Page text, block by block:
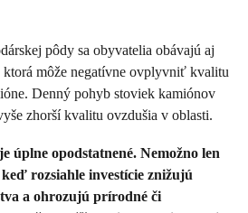
pôdy sa obyvatelia obávajú aj
ktorá môže negatívne ovplyvniť kvalitu
Denný pohyb stoviek kamiónov
zhorší kvalitu ovzdušia v oblasti.
úplne opodstatnené. Nemožno len
rozsiahle investície znižujú
a ohrozujú prírodné či